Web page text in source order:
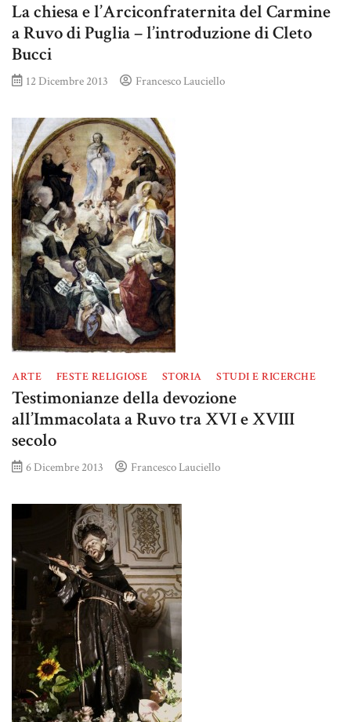
La chiesa e l’Arciconfraternita del Carmine
a Ruvo di Puglia – l’introduzione di Cleto
Bucci
12 Dicembre 2013 Francesco Lauciello
ARTE FESTE RELIGIOSE STORIA STUDI E RICERCHE
Testimonianze della devozione
all’Immacolata a Ruvo tra XVI e XVIII
secolo
6 Dicembre 2013 Francesco Lauciello